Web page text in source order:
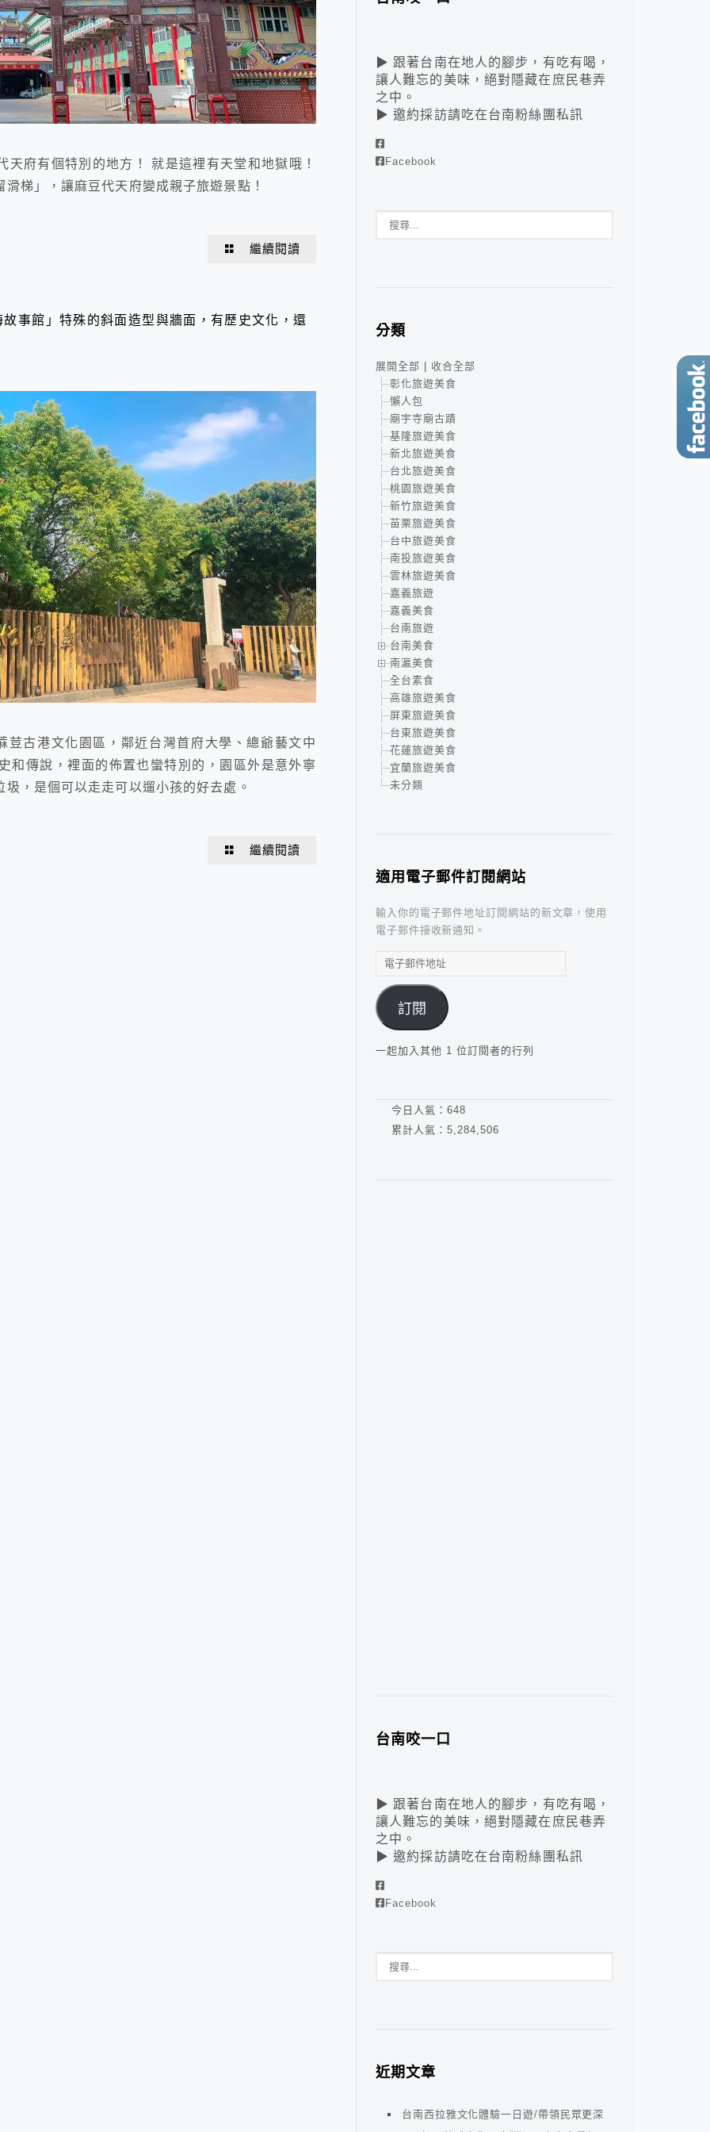
府有個特別的地方！ 就是這裡有天堂和地獄哦！
梯」，讓麻豆代天府變成親子旅遊景點！
繼續閱讀
事館」特殊的斜面造型與牆面，有歷史文化，還
古港文化園區，鄰近台灣首府大學、總爺藝文中
和傳說，裡面的佈置也蠻特別的，園區外是意外寧
，是個可以走走可以遛小孩的好去處。
繼續閱讀
▶ 跟著台南在地人的腳步，有吃有喝，
讓人難忘的美味，絕對隱藏在庶民巷弄
之中。
▶ 邀約採訪請吃在台南粉絲團私訊
Facebook
分類
展開全部
收合全部
彰化旅遊美食
懶人包
廟宇寺廟古蹟
基隆旅遊美食
新北旅遊美食
台北旅遊美食
桃園旅遊美食
新竹旅遊美食
苗栗旅遊美食
台中旅遊美食
南投旅遊美食
雲林旅遊美食
嘉義旅遊
嘉義美食
台南旅遊
台南美食
南瀛美食
全台素食
高雄旅遊美食
屏東旅遊美食
台東旅遊美食
花蓮旅遊美食
宜蘭旅遊美食
未分類
適用電子郵件訂閱網站
輸入你的電子郵件地址訂閱網站的新文章，使用
電子郵件接收新通知。
電
郵
件
地
址
訂閱
一起加入其他 1 位訂閱者的行列
今日人氣： 648
累計人氣： 5,284,506
台南咬一口
▶ 跟著台南在地人的腳步，有吃有喝，
讓人難忘的美味，絕對隱藏在庶民巷弄
之中。
▶ 邀約採訪請吃在台南粉絲團私訊
Facebook
近期文章
台南西拉雅文化體驗一日遊/帶領民眾更深